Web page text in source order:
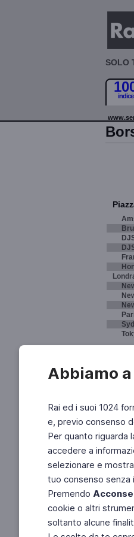
Abbiamo
Rai ed i suoi 1024
e, previo consenso
Per quanto riguarda
accedere a
selezionare e
tuo consenso senza
Premendo
cookie o altri
soltanto alcune
SOLO
indice